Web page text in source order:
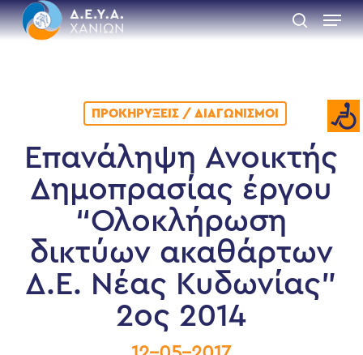
Skip
to
main
search
Menu
ΠΡΟΚΗΡΎΞΕΙΣ / ΔΙΑΓΩΝΙΣΜΟΊ
Επανάληψη Ανοικτής
Δημοπρασίας έργου
“Ολοκλήρωση
δικτύων ακαθάρτων
Δ.Ε. Νέας Κυδωνίας”
2ος 2014